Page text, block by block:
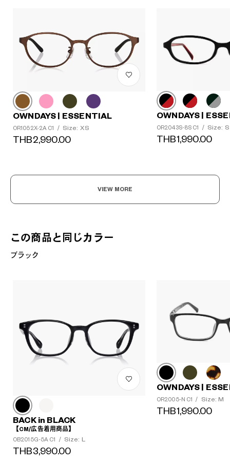
OWNDAYS | ESSENTIAL
OR1052X-2A C1 / Size: XS
THB2,990.00
OWNDAYS |
OR2043S-8S C1 / Size: S
THB1,990.00
VIEW MORE
この商品と同じカラー
ブラック
BACK in BLACK
【CM/広告着用商品】
OB2015G-5A C1
/ Size: L
THB3,990.00
OWNDAYS |
OR2005-N C1 / Size: M
THB1,990.00